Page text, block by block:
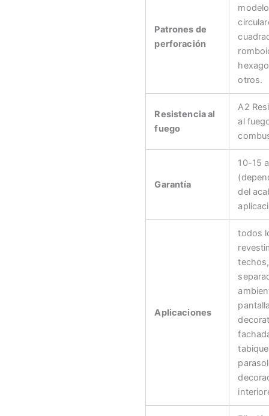
Patrones de
perforación
otros.
Resistencia al
fuego
A2
al
Garantía
10-15
del
Aplicaciones
todos
techos,